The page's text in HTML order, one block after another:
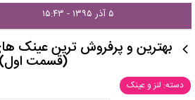
۵ آذر ۱۳۹۵ - ۱۵:۴۳
(قسمت
دسته: لنز و عینک